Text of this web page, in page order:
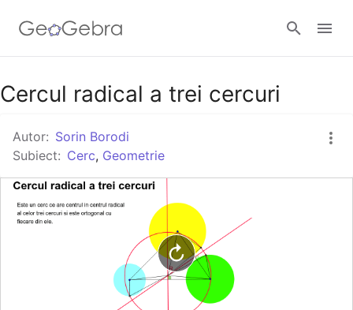
Google Classroom
GeoGebra Classroom
Autentificare
Cercul radical a trei cercuri
Autor: Sorin Borodi
Subiect: Cerc, Geometrie